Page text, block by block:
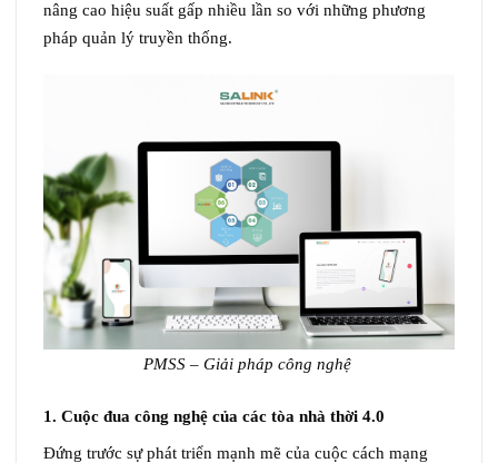
nâng cao hiệu suất gấp nhiều lần so với những phương
pháp quản lý truyền thống.
PMSS – Giải pháp công nghệ
1. Cuộc đua công nghệ của các tòa nhà thời 4.0
Đứng trước sự phát triển mạnh mẽ của cuộc cách mạng